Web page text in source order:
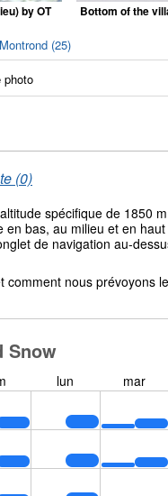
by OT
Bottom of the
(25)
photo
(0)
spécifique de 1850
bas, au milieu et en
de navigation au-
nous prévoyons